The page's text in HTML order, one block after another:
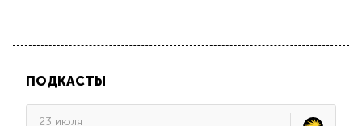
ПОДКАСТЫ
23 июля